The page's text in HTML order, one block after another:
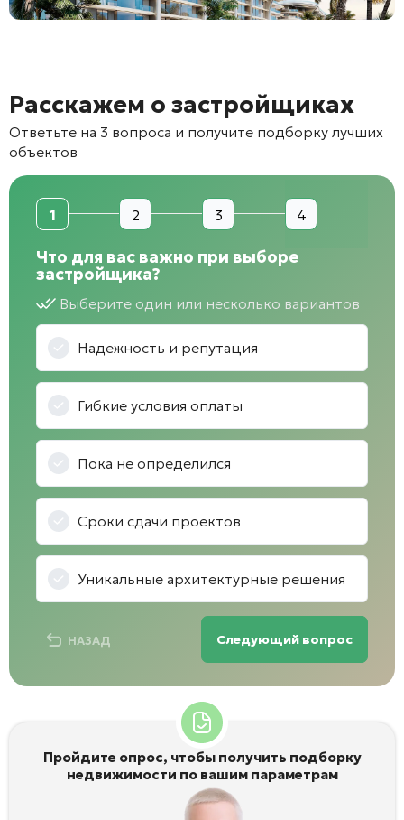
Расскажем о застройщиках
Ответьте на 3 вопроса и получите подборку лучших
объектов
1 2 3 4
Что для вас важно при выборе
застройщика?
Выберите один или несколько вариантов
Надежность и репутация
Гибкие условия оплаты
Пока не определился
Сроки сдачи проектов
Уникальные архитектурные решения
НАЗАД Следующий вопрос
Пройдите опрос, чтобы получить подборку
недвижимости по вашим параметрам